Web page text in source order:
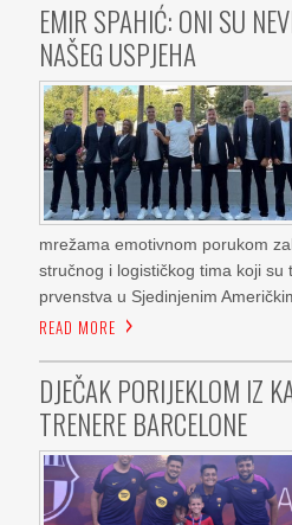
EMIR SPAHIĆ: ONI SU
NAŠEG USPJEHA
mrežama emotivnom porukom
stručnog i logističkog tima koji su
prvenstva u Sjedinjenim
READ MORE
DJEČAK PORIJEKLOM IZ
TRENERE BARCELONE